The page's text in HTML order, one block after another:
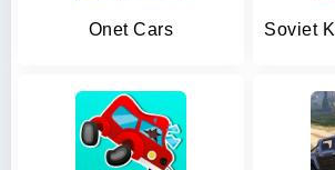
Onet Cars